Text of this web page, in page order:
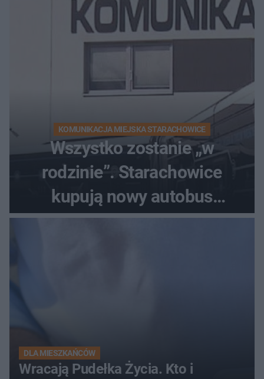
KOMUNIKACJA MIEJSKA STARACHOWICE
Wszystko zostanie „w
rodzinie”. Starachowice
kupują nowy autobus
elektryczny
DLA MIESZKAŃCÓW
Wracają Pudełka Życia. Kto i